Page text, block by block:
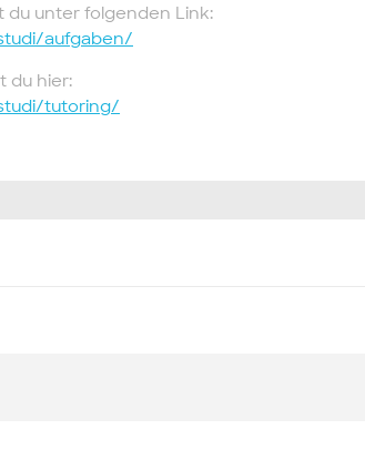
du unter folgenden Link:
aufgaben/
du hier:
tutoring/